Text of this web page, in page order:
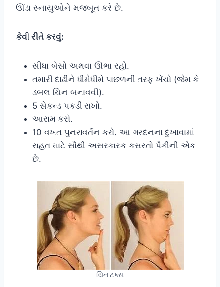
ઊંડા સ્નાયુઓને મજબૂત કરે છે.
કેવી રીતે કરવું:
સીધા બેસો અથવા ઊભા રહો.
તમારી દાઢીને ધીમેધીમે પાછળની તરફ ખેંચો (જેમ કે
ડબલ ચિન બનાવવી).
5 સેકન્ડ પકડી રાખો.
આરામ કરો.
10 વખત પુનરાવર્તન કરો. આ ગરદનના દુખાવામાં
રાહત માટે સૌથી અસરકારક કસરતો પૈકીની એક
છે.
ચિન ટક્સ